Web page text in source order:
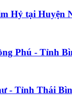
Hỷ tại Huyện
Phú - Tỉnh
- Tỉnh Thái